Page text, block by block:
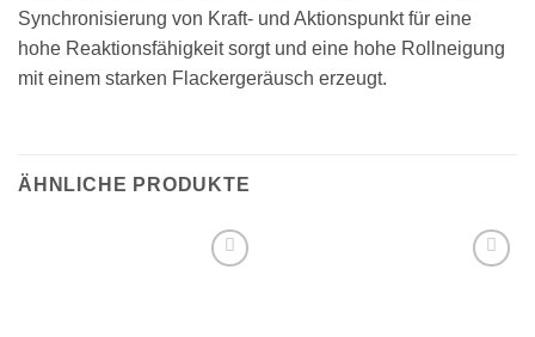
Synchronisierung von Kraft- und Aktionspunkt für eine
hohe Reaktionsfähigkeit sorgt und eine hohe Rollneigung
mit einem starken Flackergeräusch erzeugt.
ÄHNLICHE PRODUKTE